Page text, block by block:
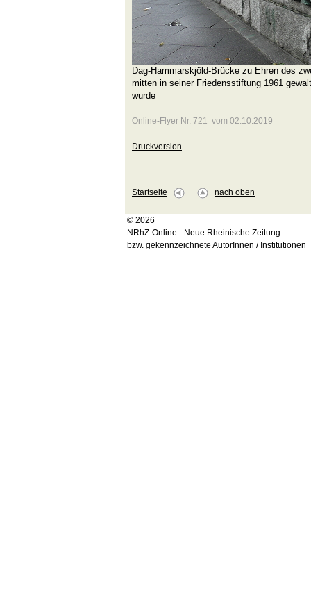
Dag-Hammarskjöld-Brücke zu Ehren des
mitten in seiner Friedensstiftung 1961
wurde
Online-Flyer Nr. 721 vom 02.10.2019
Druckversion
Startseite nach oben
© 2026
NRhZ-Online - Neue Rheinische Zeitung
bzw. gekennzeichnete AutorInnen / Institutionen